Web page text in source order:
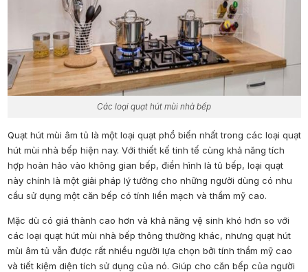
Các loại quạt hút mùi nhà bếp
Quạt hút mùi âm tủ là một loại quạt phổ biến nhất trong các loại quạt
hút mùi nhà bếp hiện nay. Với thiết kế tinh tế cùng khả năng tích
hợp hoàn hảo vào không gian bếp, điển hình là tủ bếp, loại quạt
này chính là một giải pháp lý tưởng cho những người dùng có nhu
cầu sử dụng một căn bếp có tính liền mạch và thẩm mỹ cao.
Mặc dù có giá thành cao hơn và khả năng vệ sinh khó hơn so với
các loại quạt hút mùi nhà bếp thông thường khác, nhưng quạt hút
mùi âm tủ vẫn được rất nhiều người lựa chọn bởi tính thẩm mỹ cao
và tiết kiệm diện tích sử dụng của nó. Giúp cho căn bếp của người